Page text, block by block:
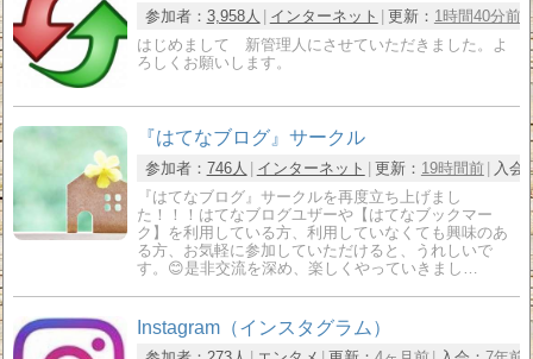
参加者： 3,958人 インターネット 更新： 1時間40分前
はじめまして 新管理人にさせていただきました。よ
ろしくお願いします。
『はてなブログ』サークル
参加者： 746人 インターネット 更新： 19時間前
入会
『はてなブログ』サークルを再度立ち上げまし
た！！！はてなブログユザーや【はてなブックマー
ク】を利用している方、利用していなくても興味のあ
る方、お気軽に参加していただけると、うれしいで
す。😊是非交流を深め、楽しくやっていきまし…
Instagram（インスタグラム）